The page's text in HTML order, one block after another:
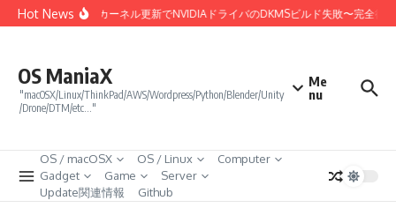
コンテンツへスキップ
Hot NewsLinux 7.0カーネル更新でNVIDIAドライバのDKMSビルド失敗〜完全復旧
OS ManiaX
"macOSX/Linux/ThinkPad/AWS/Wordpress/Python/Blender/Unity
/Drone/DTM/etc…"
Me
nu
OS / macOSX OS / Linux
Computer
Gadget
Game
Server
Update関連情報
Github